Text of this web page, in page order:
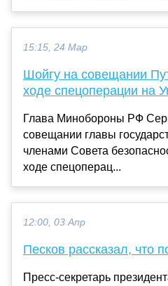
15:15, 24 Мар
Шойгу на совещании
ходе спецоперации на
Глава Минобороны РФ
совещании главы
членами Совета
ходе спецоперац...
12:00, 03 Апр
Песков рассказал, что
Пресс-секретарь